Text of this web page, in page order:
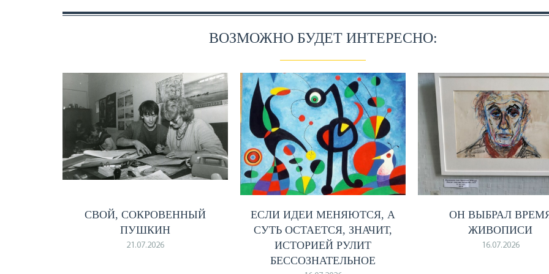
ВОЗМОЖНО БУДЕТ ИНТЕРЕСНО:
СВОЙ, СОКРОВЕННЫЙ
ПУШКИН
21.07.2026
ЕСЛИ ИДЕИ МЕНЯЮТСЯ, А
СУТЬ ОСТАЕТСЯ, ЗНАЧИТ,
ИСТОРИЕЙ РУЛИТ
БЕССОЗНАТЕЛЬНОЕ
ОН ВЫБРАЛ
ЖИВОПИСИ
16.07.2026